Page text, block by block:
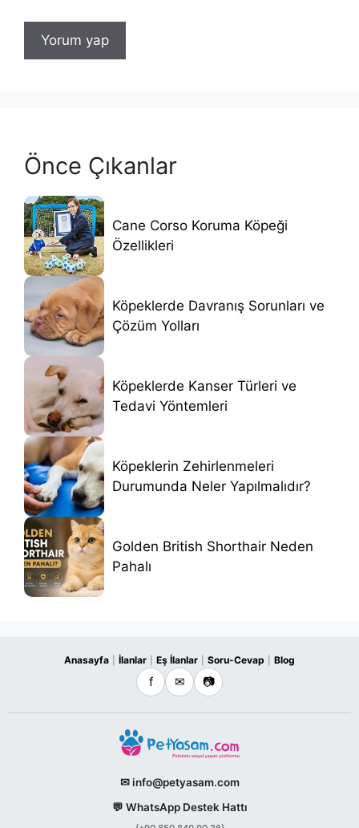
Önce Çıkanlar
Cane Corso Koruma Köpeği
Özellikleri
Köpeklerde Davranış Sorunları ve
Çözüm Yolları
Köpeklerde Kanser Türleri ve
Tedavi Yöntemleri
Köpeklerin Zehirlenmeleri
Durumunda Neler Yapılmalıdır?
Golden British Shorthair Neden
Pahalı
Anasayfa İlanlar Eş İlanlar Soru-Cevap Blog
f ✉ 📷
✉ info@petyasam.com
💬 WhatsApp Destek Hattı